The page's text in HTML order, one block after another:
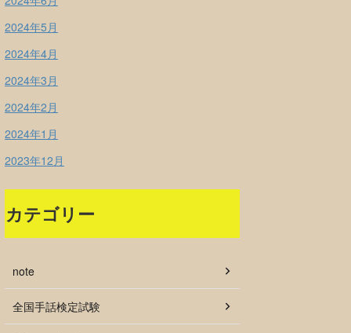
2024年5月
2024年4月
2024年3月
2024年2月
2024年1月
2023年12月
カテゴリー
note
全国手話検定試験